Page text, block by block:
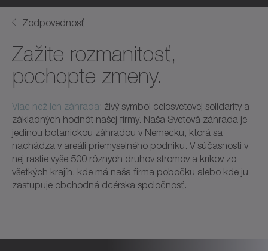
Zodpovednosť
Zažite rozmanitosť,
pochopte zmeny.
Viac než len záhrada: živý symbol celosvetovej solidarity a
základných hodnôt našej firmy. Naša Svetová záhrada je
jedinou botanickou záhradou v Nemecku, ktorá sa
nachádza v areáli priemyselného podniku. V súčasnosti v
nej rastie vyše 500 rôznych druhov stromov a kríkov zo
všetkých krajín, kde má naša firma pobočku alebo kde ju
zastupuje obchodná dcérska spoločnosť.